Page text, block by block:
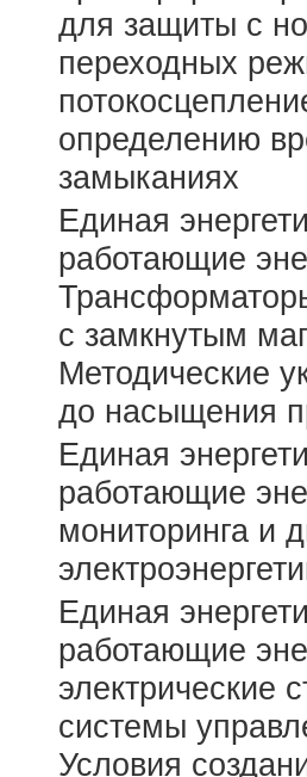
для защиты с
переходных
определению
замыканиях
Единая
работающие
с замкнутым
Методические
до насыщения
Единая
работающие
мониторинга и
Единая
работающие
электрические
системы
Условия